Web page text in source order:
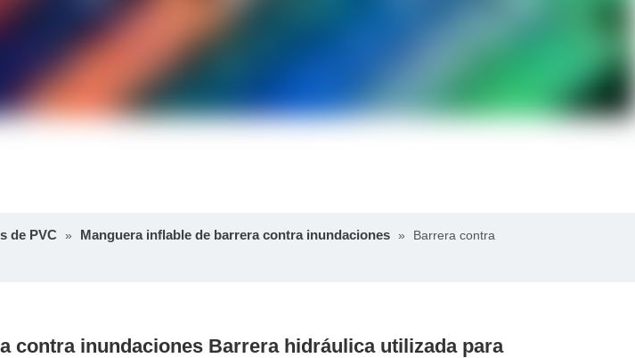
de PVC » Manguera inflable de barrera contra inundaciones »
Barrera contra
contra inundaciones Barrera hidráulica utilizada para